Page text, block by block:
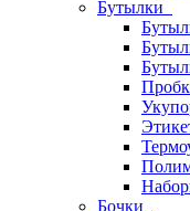
Бутылки
Бочки